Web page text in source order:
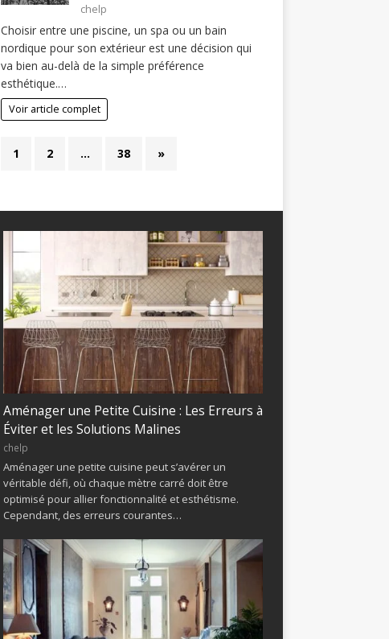
chelp
Choisir entre une piscine, un spa ou un bain
nordique pour son extérieur est une décision qui
va bien au-delà de la simple préférence
esthétique.…
Voir article complet
1 2 … 38 »
Aménager une Petite Cuisine : Les Erreurs à
Éviter et les Solutions Malines
chelp
Aménager une petite cuisine peut s’avérer un
véritable défi, où chaque mètre carré doit être
optimisé pour allier fonctionnalité et esthétisme.
Cependant, des erreurs courantes…